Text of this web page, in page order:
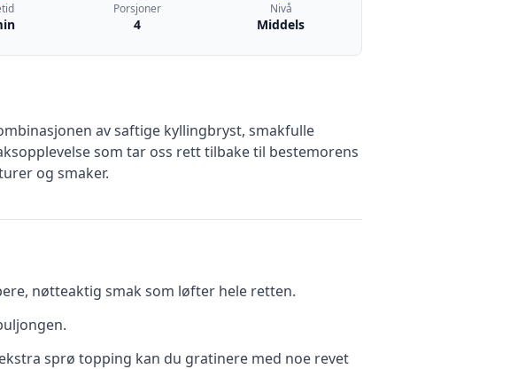
Porsjoner
4
Nivå
Middels
av saftige kyllingbryst, smakfulle
som tar oss rett tilbake til bestemorens
og smaker.
nøtteaktig smak som løfter hele retten.
sprø topping kan du gratinere med noe revet